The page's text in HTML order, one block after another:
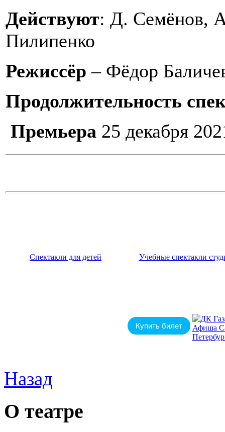
Действуют: Д. Семёнов,
Пилипенко
Режиссёр– Фёдор
Продолжительность
Премьера 25 декабря
Спектакли для детей Учебные спектакли
Купить билет
Назад
О театре